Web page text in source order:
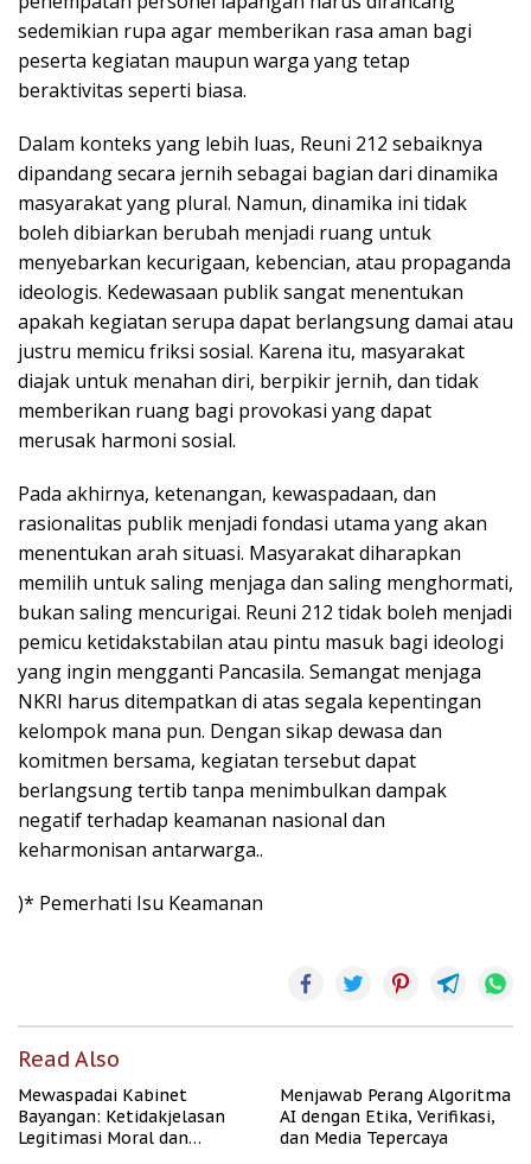
sedemikian rupa agar memberikan rasa aman bagi
peserta kegiatan maupun warga yang tetap
beraktivitas seperti biasa.
Dalam konteks yang lebih luas, Reuni 212 sebaiknya
dipandang secara jernih sebagai bagian dari dinamika
masyarakat yang plural. Namun, dinamika ini tidak
boleh dibiarkan berubah menjadi ruang untuk
menyebarkan kecurigaan, kebencian, atau propaganda
ideologis. Kedewasaan publik sangat menentukan
apakah kegiatan serupa dapat berlangsung damai atau
justru memicu friksi sosial. Karena itu, masyarakat
diajak untuk menahan diri, berpikir jernih, dan tidak
memberikan ruang bagi provokasi yang dapat
merusak harmoni sosial.
Pada akhirnya, ketenangan, kewaspadaan, dan
rasionalitas publik menjadi fondasi utama yang akan
menentukan arah situasi. Masyarakat diharapkan
memilih untuk saling menjaga dan saling menghormati,
bukan saling mencurigai. Reuni 212 tidak boleh menjadi
pemicu ketidakstabilan atau pintu masuk bagi ideologi
yang ingin mengganti Pancasila. Semangat menjaga
NKRI harus ditempatkan di atas segala kepentingan
kelompok mana pun. Dengan sikap dewasa dan
komitmen bersama, kegiatan tersebut dapat
berlangsung tertib tanpa menimbulkan dampak
negatif terhadap keamanan nasional dan
keharmonisan antarwarga..
)* Pemerhati Isu Keamanan
Read Also
Mewaspadai Kabinet
Bayangan: Ketidakjelasan
Legitimasi Moral dan
Menjawab Perang Algoritma
AI dengan Etika, Verifikasi,
dan Media Tepercaya